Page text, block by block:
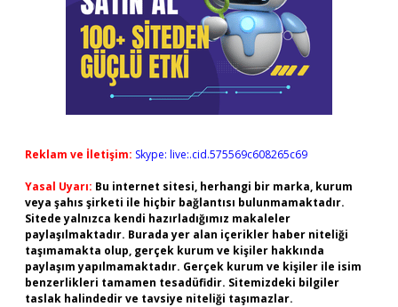
Reklam ve İletişim: Skype: live:.cid.575569c608265c69
Yasal Uyarı: Bu internet sitesi, herhangi bir marka, kurum
veya şahıs şirketi ile hiçbir bağlantısı bulunmamaktadır.
Sitede yalnızca kendi hazırladığımız makaleler
paylaşılmaktadır. Burada yer alan içerikler haber niteliği
taşımamakta olup, gerçek kurum ve kişiler hakkında
paylaşım yapılmamaktadır. Gerçek kurum ve kişiler ile isim
benzerlikleri tamamen tesadüfidir. Sitemizdeki bilgiler
taslak halindedir ve tavsiye niteliği taşımazlar.